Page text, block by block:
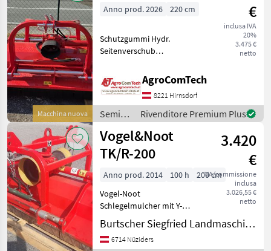
Macchina nuova
€
inclusa IVA
20%
3.475 €
netto
Anno prod. 2026 220 cm
Schutzgummi Hydr.
Seitenverschub
Gewicht 525kg 20 Stk
Schlegel Orientamento
laterale: Idraulico Semina e
cura Trinciatutto
AgroComTech
8221 Hirnsdorf
Semina
e cura /
Tehnos
Rivenditore Premium Plus
Vogel&Noot
TK/R-200
3.420
€
IVA/commissione
inclusa
3.026,55 €
netto
Anno prod. 2014 100 h
200 cm
Vogel-Noot
Schlegelmulcher mit Y-
Messerbesatz, 2m
Arbeitsbreite, Für
Frontanbau und
Burtscher Siegfried Landmaschinen
6714 Nüziders